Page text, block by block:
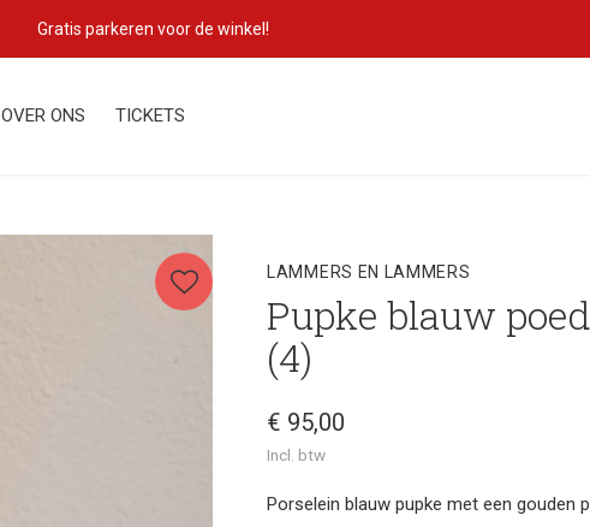
OVER ONS TICKETS
Gratis parkeren voor de winkel!
LAMMERS EN LAMMERS
Pupke blauw
(4)
€ 95,00
Incl. btw
Porselein blauw pupke met een gouden